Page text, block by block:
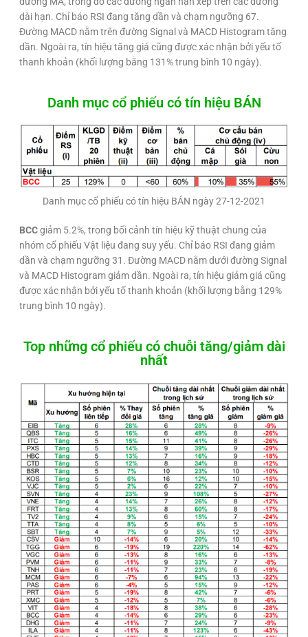
dài hạn. Chỉ báo RSI đang tăng dần và chạm ngưỡng 67.
Đường MACD nằm trên đường Signal và MACD Histogram tăng
dần. Ngoài ra, tín hiệu tăng giá cũng được xác nhận bởi yếu tố
thanh khoản (khối lượng bằng 131% trung bình 10 ngày).
Danh mục cổ phiếu có tín hiệu BÁN
Danh mục cổ phiếu có tín hiệu BÁN ngày 27-12-2021
BCCgiảm 5.2%, trong bối cảnh tín hiệu kỹ thuật chung của
nhóm cổ phiếu Vật liệu đang suy yếu. Chỉ báo RSI đang giảm
dần và chạm ngưỡng 31. Đường MACD nằm dưới đường Signal
và MACD Histogram giảm dần. Ngoài ra, tín hiệu giảm giá cũng
được xác nhận bởi yếu tố thanh khoản (khối lượng bằng 129%
trung bình 10 ngày).
Top những cổ phiếu có chuỗi tăng/giảm dài
nhất